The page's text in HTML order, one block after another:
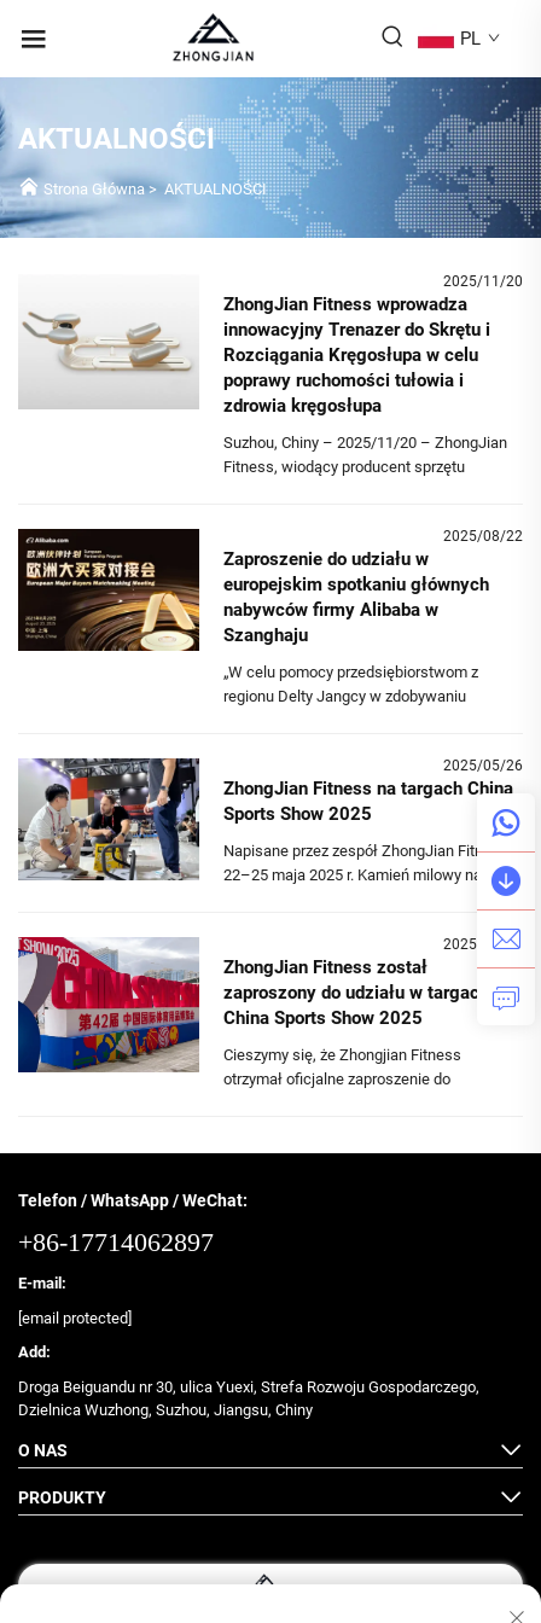
PL
AKTUALNOŚCI
Strona Główna > AKTUALNOŚCI
2025/11/20
ZhongJian Fitness wprowadza
innowacyjny Trenazer do Skrętu i
Rozciągania Kręgosłupa w celu
poprawy ruchomości tułowia i
zdrowia kręgosłupa
Suzhou, Chiny – 2025/11/20 – ZhongJian
Fitness, wiodący producent sprzętu
Spine Twist & Stretch. Zaprojektowany w
celu wspierania ruchomości kręgosłupa,
wzmacniania t...
2025/08/22
Zaproszenie do udziału w
europejskim spotkaniu głównych
nabywców firmy Alibaba w
Szanghaju
„W celu pomocy przedsiębiorstwom z
regionu Delty Jangcy w zdobywaniu
międzynarodowym centrum handlowym
#Hongqiao w ramach Europejskiego
Programu Partnerstwa.🤝 W wydarzeniu
wzięło udział 9 europejskich nabywców i 34
dostawców z regionu #YRD, a jego częścią
były ukierunkowane rozmowy i wizyty
terenowe, dopasowujące europejskie
zapotrzebowanie do lokalnych możliwości.
2025/05/26
ZhongJian Fitness na targach China
Sports Show 2025
Napisane przez zespół ZhongJian Fitness |
22–25 maja 2025 r. Kamień milowy na
targach China Sports Show 2025 Cieszymy
na targach China Sports Show 2025,
wiodącej azjatyckiej platformie innowacji
sportowych. Tegoroczne wydarzenie, o
tematyce „Futur...
2025/05/10
ZhongJian Fitness został
zaproszony do udziału w targach
China Sports Show 2025
Cieszymy się, że Zhongjian Fitness
otrzymał oficjalne zaproszenie do
wydarzeniu branży sportowej w Azji! Od 22
Telefon / WhatsApp / WeChat:
+86-17714062897
E-mail:
[email protected]
Add:
Droga Beiguandu nr 30, ulica Yuexi, Strefa Rozwoju Gospodarczego,
Dzielnica Wuzhong, Suzhou, Jiangsu, Chiny
O NAS
PRODUKTY